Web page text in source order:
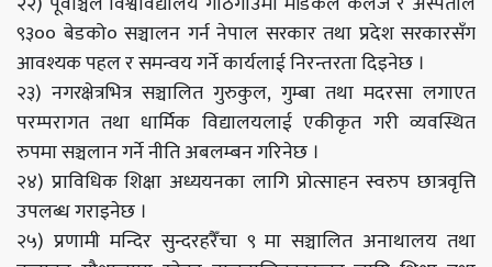
९३०० बेडको० सञ्चालन गर्न नेपाल सरकार तथा प्रदेश सरकारसँग
आवश्यक पहल र समन्वय गर्ने कार्यलाई निरन्तरता दिइनेछ ।
२३) नगरक्षेत्रभित्र सञ्चालित गुरुकुल, गुम्बा तथा मदरसा लगाएत
परम्परागत तथा धार्मिक विद्यालयलाई एकीकृत गरी व्यवस्थित
रुपमा सञ्चलान गर्ने नीति अबलम्बन गरिनेछ ।
२४) प्राविधिक शिक्षा अध्ययनका लागि प्रोत्साहन स्वरुप छात्रवृत्ति
उपलब्ध गराइनेछ ।
२५) प्रणामी मन्दिर सुन्दरहरैँचा ९ मा सञ्चालित अनाथालय तथा